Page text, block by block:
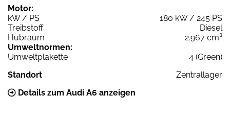
Motor:
kW / PS
180 kW / 245 PS
Treibstoff
Diesel
Hubraum
2.967 cm³
Umweltnormen:
Umweltplakette
4 (Green)
Standort
Zentrallager
Details zum Audi A6 anzeigen